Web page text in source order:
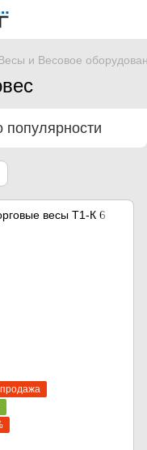
и Весовое
популярности